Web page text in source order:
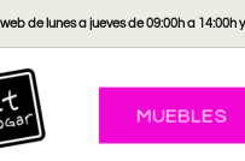
de lunes a jueves de 09:00h a 14:00h
MUEBLES